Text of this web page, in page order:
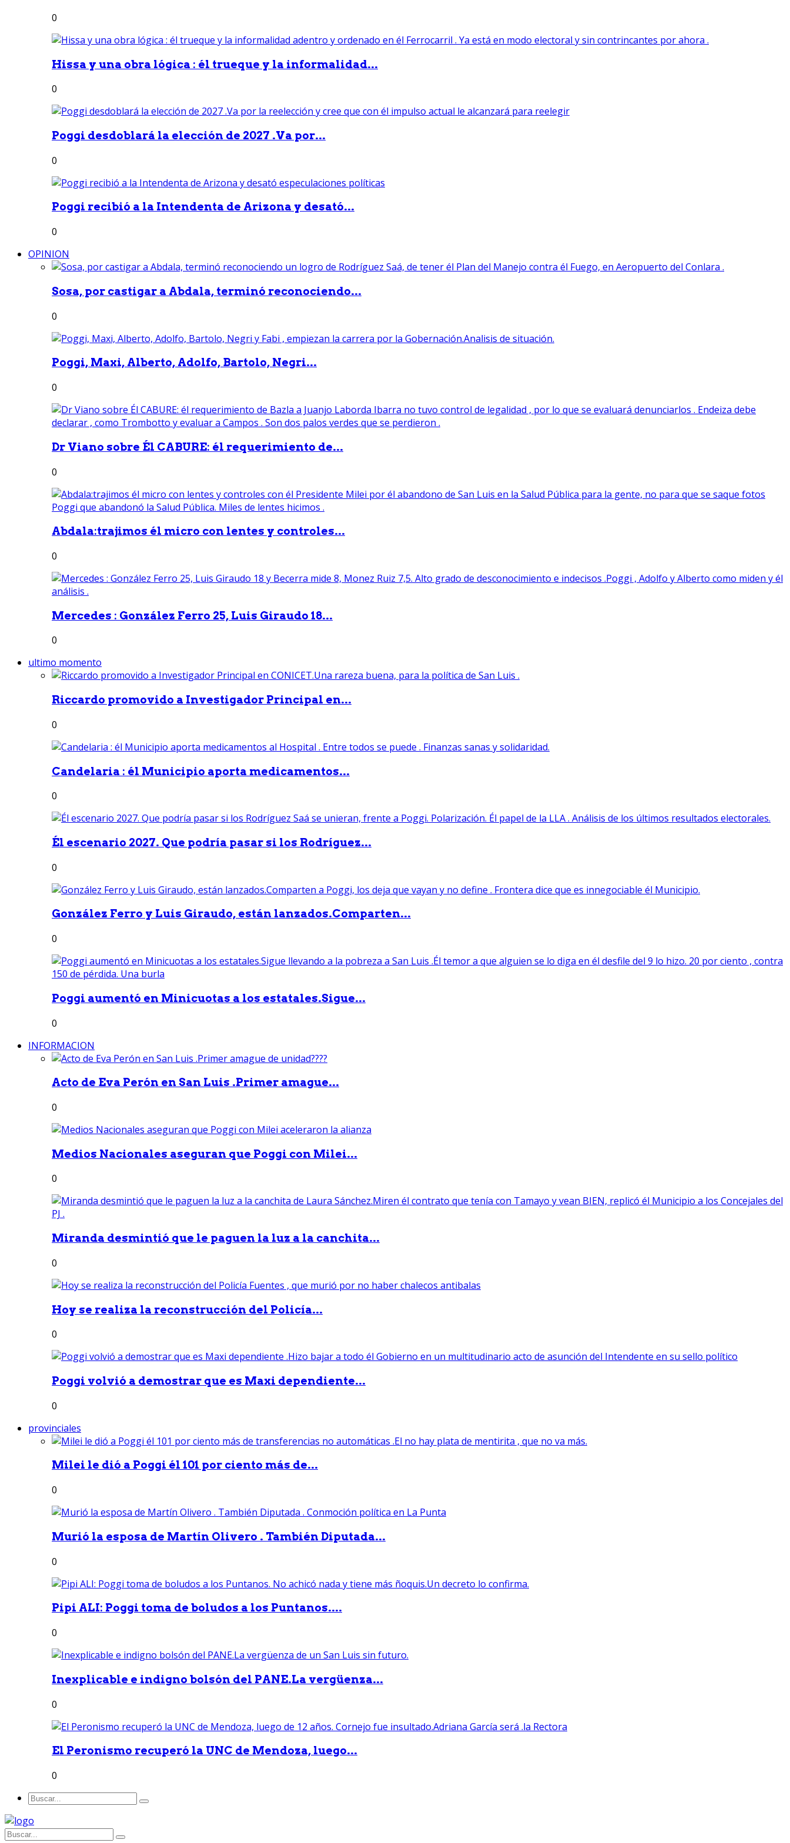
0
Hissa y una obra lógica : él trueque y la informalidad...
0
Poggi desdoblará la elección de 2027 .Va por...
0
Poggi recibió a la Intendenta de Arizona y desató...
0
OPINION
Sosa, por castigar a Abdala, terminó reconociendo...
0
Poggi, Maxi, Alberto, Adolfo, Bartolo, Negri...
0
Dr Viano sobre Él CABURE: él requerimiento de...
0
Abdala:trajimos él micro con lentes y controles...
0
Mercedes : González Ferro 25, Luis Giraudo 18...
0
ultimo momento
Riccardo promovido a Investigador Principal en...
0
Candelaria : él Municipio aporta medicamentos...
0
Él escenario 2027. Que podría pasar si los Rodríguez...
0
González Ferro y Luis Giraudo, están lanzados.Comparten...
0
Poggi aumentó en Minicuotas a los estatales.Sigue...
0
INFORMACION
Acto de Eva Perón en San Luis .Primer amague...
0
Medios Nacionales aseguran que Poggi con Milei...
0
Miranda desmintió que le paguen la luz a la canchita...
0
Hoy se realiza la reconstrucción del Policía...
0
Poggi volvió a demostrar que es Maxi dependiente...
0
provinciales
Milei le dió a Poggi él 101 por ciento más de...
0
Murió la esposa de Martín Olivero . También Diputada...
0
Pipi ALI: Poggi toma de boludos a los Puntanos....
0
Inexplicable e indigno bolsón del PANE.La vergüenza...
0
El Peronismo recuperó la UNC de Mendoza, luego...
0